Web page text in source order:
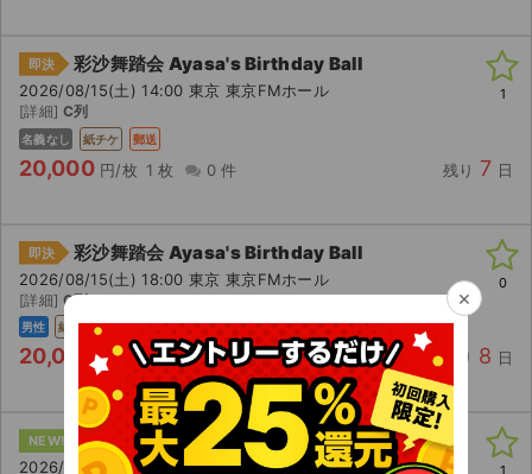
即決 彩沙舞踏会 Ayasa's Birthday Ball
2026/08/15(土) 14:00 東京 東京FMホール
[詳細] C列
名義なし 紙チケ 郵送
20,000 円/枚 1 枚 0 件 残り 7 日
1
即決 彩沙舞踏会 Ayasa's Birthday Ball
2026/08/15(土) 18:00 東京 東京FMホール
[詳細] C列
男性 紙チケ 郵送
20,000 円/枚 2 枚 0 件 残り 8 日
0
NEW! 即決 京 Premium Live 2026
2026/12/12(土) 16:15 京都 ロームシアター京都 メインホール
×